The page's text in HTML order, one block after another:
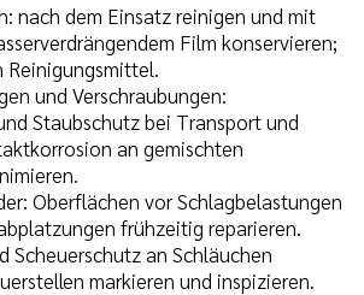
nach dem Einsatz reinigen und mit
Film konservieren;
Reinigungsmittel.
und Verschraubungen:
Staubschutz bei Transport und
an gemischten
Oberflächen vor Schlagbelastungen
frühzeitig reparieren.
Scheuerschutz an Schläuchen
markieren und inspizieren.